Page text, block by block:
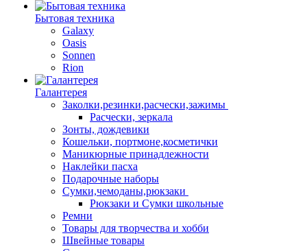
Бытовая техника
Galaxy
Oasis
Sonnen
Rion
Галантерея
Заколки,резинки,расчески,зажимы
Расчески, зеркала
Зонты, дождевики
Кошельки, портмоне,косметички
Маникюрные принадлежности
Наклейки пасха
Подарочные наборы
Сумки,чемоданы,рюкзаки
Рюкзаки и Сумки школьные
Ремни
Товары для творчества и хобби
Швейные товары